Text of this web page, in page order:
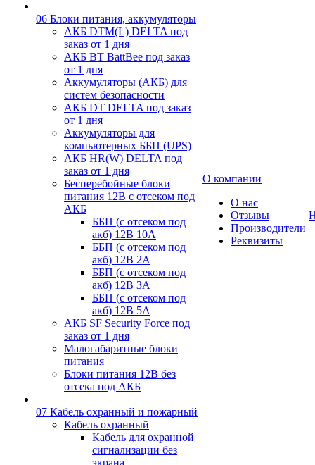
06 Блоки питания, аккумуляторы
АКБ DTM(L) DELTA под
заказ от 1 дня
АКБ BT BattBee под заказ
от 1 дня
Аккумуляторы (АКБ) для
систем безопасности
АКБ DT DELTA под заказ
от 1 дня
Аккумуляторы для
компьютерных ББП (UPS)
АКБ HR(W) DELTA под
заказ от 1 дня
Бесперебойные блоки
питания 12В с отсеком под
АКБ
ББП (с отсеком под
акб) 12В 10А
ББП (с отсеком под
акб) 12В 2А
ББП (с отсеком под
акб) 12В 3А
ББП (с отсеком под
акб) 12В 5А
АКБ SF Security Force под
заказ от 1 дня
Малогабаритные блоки
питания
Блоки питания 12В без
отсека под АКБ
07 Кабель охранный и пожарный
Кабель охранный
Кабель для охранной
сигнализации без
экрана
О компании
О нас
Отзывы
Производители
Реквизиты